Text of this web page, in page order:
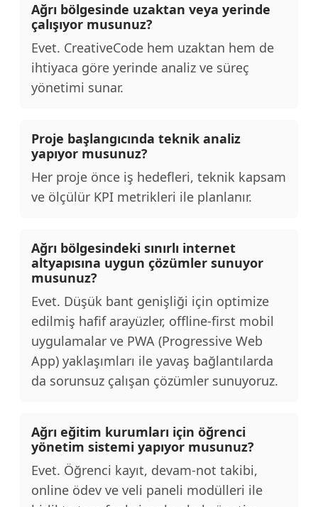
Ağrı bölgesinde uzaktan veya yerinde
çalışıyor musunuz?
Evet. CreativeCode hem uzaktan hem de
ihtiyaca göre yerinde analiz ve süreç
yönetimi sunar.
Proje başlangıcında teknik analiz
yapıyor musunuz?
Her proje önce iş hedefleri, teknik kapsam
ve ölçülür KPI metrikleri ile planlanır.
Ağrı bölgesindeki sınırlı internet
altyapısına uygun çözümler sunuyor
musunuz?
Evet. Düşük bant genişliği için optimize
edilmiş hafif arayüzler, offline-first mobil
uygulamalar ve PWA (Progressive Web
App) yaklaşımları ile yavaş bağlantılarda
da sorunsuz çalışan çözümler sunuyoruz.
Ağrı eğitim kurumları için öğrenci
yönetim sistemi yapıyor musunuz?
Evet. Öğrenci kayıt, devam-not takibi,
online ödev ve veli paneli modülleri ile